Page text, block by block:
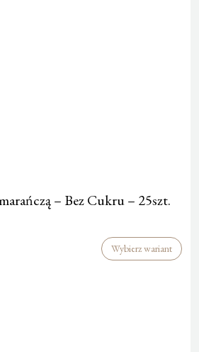
– Bez Cukru – 25szt.
Wybierz wariant